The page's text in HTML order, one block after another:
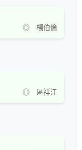
◎ 楊伯倫
◎ 區祥江